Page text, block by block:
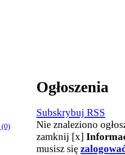
(0)
Ogłoszenia
Subskrybuj RSS
Nie znaleziono
zamknij [x]
musisz się